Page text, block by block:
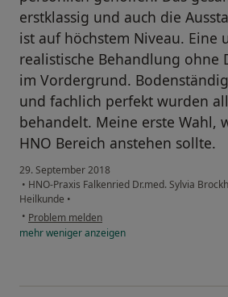
erstklassig und auch die
ist auf höchstem Niveau. Eine
realistische Behandlung ohne
im Vordergrund.
und fachlich perfekt wurden
behandelt. Meine erste Wahl,
HNO Bereich anstehen sollte.
29. September 2018
• HNO-Praxis Falkenried Dr.med. Sylvia
Heilkunde •
• Problem melden
mehrwenigeranzeigen